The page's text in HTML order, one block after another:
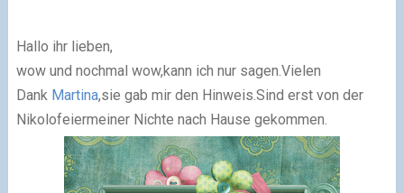
Hallo ihr lieben,
wow und nochmal wow,kann ich nur sagen.Vielen
Dank Martina,sie gab mir den Hinweis.Sind erst von der
Nikolofeiermeiner Nichte nach Hause gekommen.